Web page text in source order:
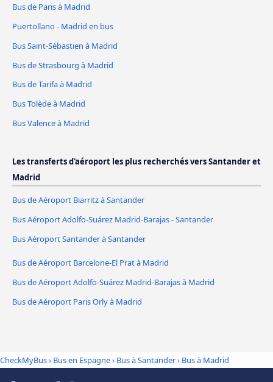
Bus de Paris à Madrid
Puertollano - Madrid en bus
Bus Saint-Sébastien à Madrid
Bus de Strasbourg à Madrid
Bus de Tarifa à Madrid
Bus Tolède à Madrid
Bus Valence à Madrid
Les transferts d'aéroport les plus recherchés vers Santander et
Madrid
Bus de Aéroport Biarritz à Santander
Bus Aéroport Adolfo-Suárez Madrid-Barajas - Santander
Bus Aéroport Santander à Santander
Bus de Aéroport Barcelone-El Prat à Madrid
Bus de Aéroport Adolfo-Suárez Madrid-Barajas à Madrid
Bus de Aéroport Paris Orly à Madrid
CheckMyBus› Bus en Espagne› Bus à Santander› Bus à Madrid